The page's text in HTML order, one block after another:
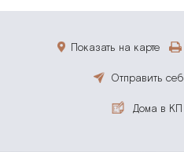
Показать на карте
Отправить
Дома в